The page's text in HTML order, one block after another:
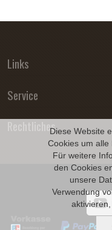
Diese Website
Cookies um alle
Für weitere
den Cookies
unsere
Verwendung
Links
Service
Rechtliches